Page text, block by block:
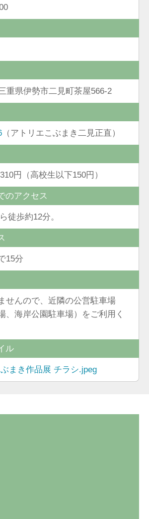
重県伊勢市二見町茶屋566-2
（アトリエこぶまき二見正直）
円（高校生以下150円）
のアクセス
徒歩約12分。
15分
せんので、近隣の公営駐車場
、海岸公園駐車場）をご利用く
ル
まき作品展 チラシ.jpeg